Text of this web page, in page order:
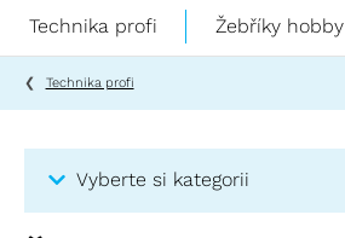
práci
výškách
Technika profi Žebříky hobby
Technika profi
Vyberte si kategorii